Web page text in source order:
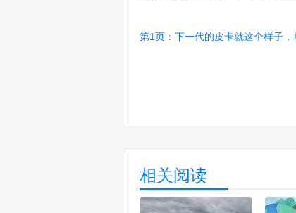
第1页 : 下一代的皮卡就这个样子，单排单座，
相关阅读